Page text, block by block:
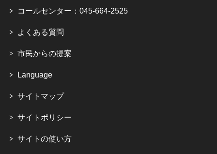
コールセンター：045-664-2525
よくある質問
市民からの提案
Language
サイトマップ
サイトポリシー
サイトの使い方